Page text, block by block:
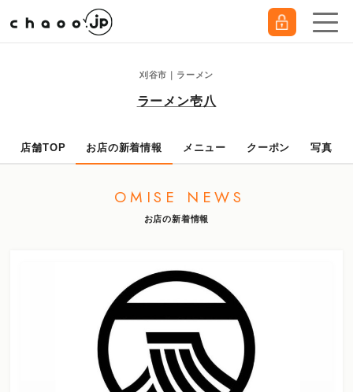
刈谷市｜ラーメン
ラーメン壱八
店舗TOP お店の新着情報 メニュー クーポン 写真
OMISE NEWS
お店の新着情報